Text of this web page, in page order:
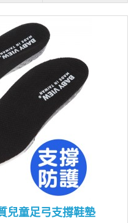
兒童足弓支撐鞋墊